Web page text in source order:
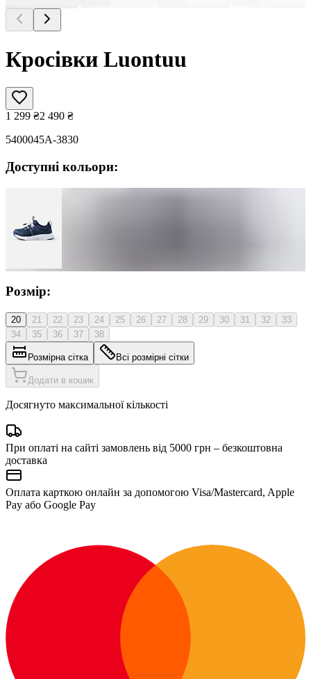
Кросівки Luontuu
1 299 ₴2 490 ₴
5400045A-3830
Доступні кольори:
Розмір:
20 21 22 23 24 25 26 27 28 29 30 31 32
33
34
35 36 37 38
Розмірна сітка Всі розмірні сітки
Додати в кошик
Досягнуто максимальної кількості
При оплаті на сайті замовлень від 5000 грн – безкоштовна
доставка
Оплата карткою онлайн за допомогою Visa/Mastercard, Apple
Pay або Google Pay